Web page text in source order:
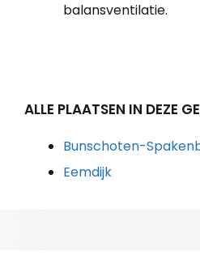
balansventilatie.
ALLE PLAATSEN IN DEZE
Bunschoten-
Eemdijk